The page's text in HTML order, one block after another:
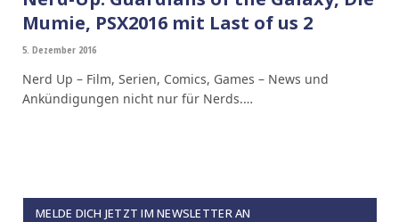
Mumie, PSX2016 mit Last of us 2
5. Dezember 2016
Nerd Up – Film, Serien, Comics, Games – News und
Ankündigungen nicht nur für Nerds.…
MELDE DICH JETZT IM NEWSLETTER AN